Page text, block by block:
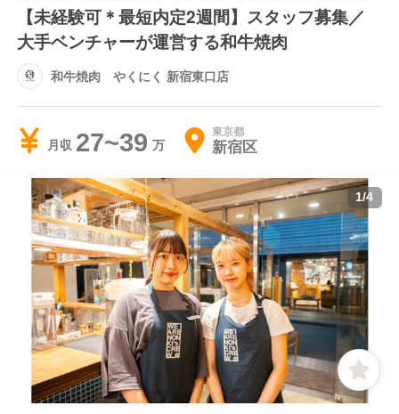
【未経験可＊最短内定2週間】スタッフ募集／
大手ベンチャーが運営する和牛焼肉
和牛焼肉 やくにく 新宿東口店
月収 27~39 東京都
新宿区
1/4